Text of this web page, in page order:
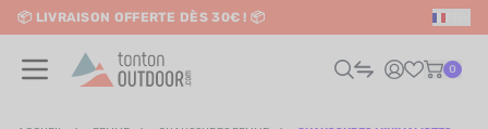
content
📦 LIVRAISON OFFERTE DÈS 30€ ! 📦
✨ RETRAIT EN MAGASIN GRATUIT
0